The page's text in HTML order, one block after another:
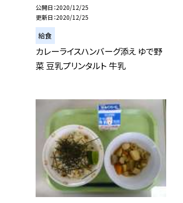
公開日 2020/12/25
更新日 2020/12/25
給食
カレーライスハンバーグ添え ゆで野
菜 豆乳プリンタルト 牛乳